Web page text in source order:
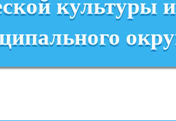
культуры